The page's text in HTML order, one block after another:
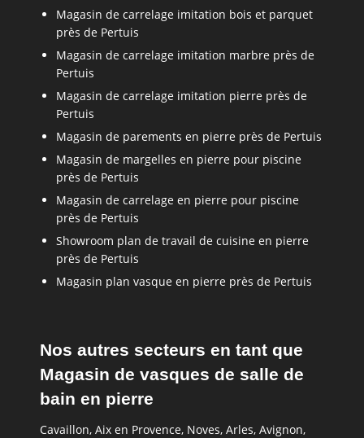
Magasin de carrelage imitation bois et parquet
près de Pertuis
Magasin de carrelage imitation marbre près de
Pertuis
Magasin de carrelage imitation pierre près de
Pertuis
Magasin de parements en pierre près de Pertuis
Magasin de margelles en pierre pour piscine
près de Pertuis
Magasin de carrelage en pierre pour piscine
près de Pertuis
Showroom plan de travail de cuisine en pierre
près de Pertuis
Magasin plan vasque en pierre près de Pertuis
Nos autres secteurs en tant que
Magasin de vasques de salle de
bain en pierre
Cavaillon, Aix en Provence, Noves, Arles, Avignon,